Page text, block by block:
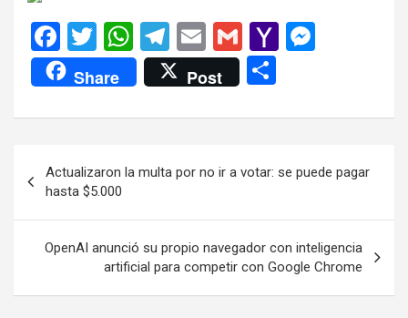
F
a
ce
b
o
k
T
wi
tt
er
W
h
at
s
p
p
T
el
e
gr
m
E
m
ail
G
m
ail
Y
o
M
ail
n
er
Share Post
m
ar
tir
de
entradas
Actualizaron la multa por no ir a votar: se puede pagar
hasta $5.000
OpenAI anunció su propio navegador con inteligencia
artificial para competir con Google Chrome